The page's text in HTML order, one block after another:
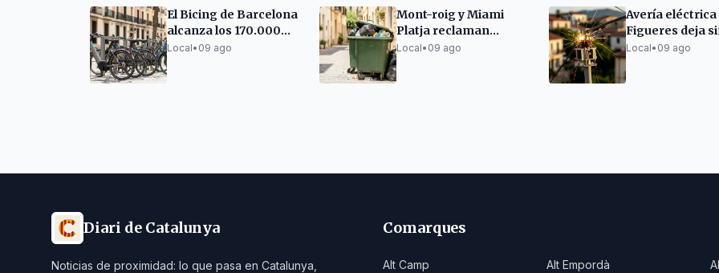
El Bicing de Barcelona
alcanza los 170.000
abonados y prevé
Local• 09 ago
Mont-roig y Miami
Platja reclaman
medidas urgentes por
Local• 09 ago
Avería eléctrica
Figueres deja
cientos de
Local• 09 ago
Diari de Catalunya
Noticias de proximidad: lo que pasa en Catalunya,
Comarques
Alt Camp Alt Empordà